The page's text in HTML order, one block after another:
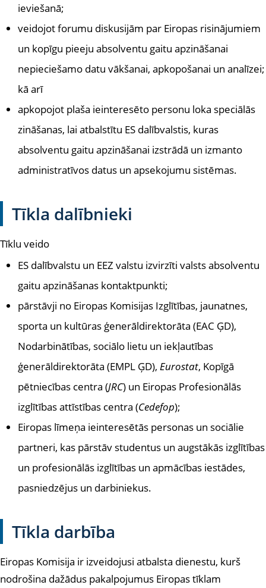
ieviešanā;
veidojot forumu diskusijām par Eiropas risinājumiem
un kopīgu pieeju absolventu gaitu apzināšanai
nepieciešamo datu vākšanai, apkopošanai un analīzei;
kā arī
apkopojot plaša ieinteresēto personu loka speciālās
zināšanas, lai atbalstītu ES dalībvalstis, kuras
absolventu gaitu apzināšanai izstrādā un izmanto
administratīvos datus un apsekojumu sistēmas.
Tīkla dalībnieki
Tīklu veido
ES dalībvalstu un EEZ valstu izvirzīti valsts absolventu
gaitu apzināšanas kontaktpunkti;
pārstāvji no Eiropas Komisijas Izglītības, jaunatnes,
sporta un kultūras ģenerāldirektorāta (EAC ĢD),
Nodarbinātības, sociālo lietu un iekļautības
ģenerāldirektorāta (EMPL ĢD), Eurostat, Kopīgā
pētniecības centra (JRC) un Eiropas Profesionālās
izglītības attīstības centra (Cedefop);
Eiropas līmeņa ieinteresētās personas un sociālie
partneri, kas pārstāv studentus un augstākās izglītības
un profesionālās izglītības un apmācības iestādes,
pasniedzējus un darbiniekus.
Tīkla darbība
Eiropas Komisija ir izveidojusi atbalsta dienestu, kurš
nodrošina dažādus pakalpojumus Eiropas tīklam